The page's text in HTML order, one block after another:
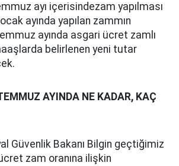
ayı içerisindezam yapılması
ayında yapılan zammın
ayında asgari ücret zamlı
belirlenen yeni tutar
AYINDA NE KADAR, KAÇ
Güvenlik Bakanı Bilgin geçtiğimiz
zam oranına ilişkin